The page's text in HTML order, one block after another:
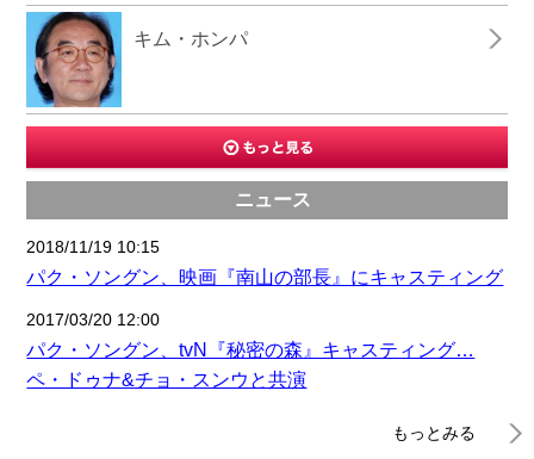
キム・ホンパ
ニュース
2018/11/19 10:15
パク・ソングン、映画『南山の部長』にキャスティング
2017/03/20 12:00
パク・ソングン、tvN『秘密の森』キャスティング…
ペ・ドゥナ&チョ・スンウと共演
もっとみる